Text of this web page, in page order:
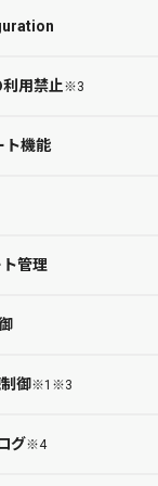
用禁止※3
ト機能
管理
御※1※3
グ※4